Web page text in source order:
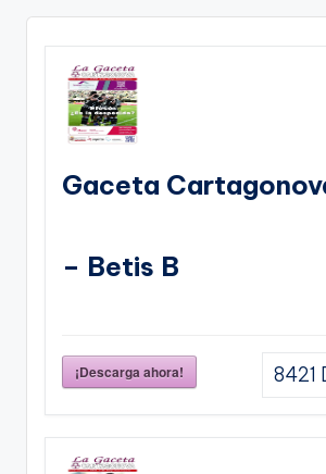
Gaceta
– Betis B
¡Descarga ahora! 8421